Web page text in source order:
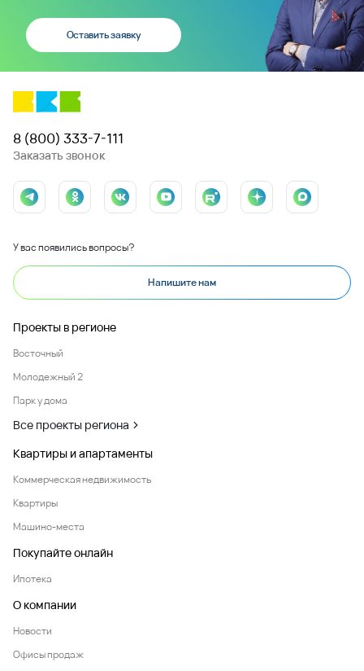
Оставить заявку
8 (800) 333-7-111
Заказать звонок
У вас появились вопросы?
Напишите нам
Проекты в регионе
Восточный
Молодежный 2
Парк у дома
Все проекты региона
Квартиры и апартаменты
Коммерческая недвижимость
Квартиры
Машино-места
Покупайте онлайн
Ипотека
О компании
Новости
Офисы продаж